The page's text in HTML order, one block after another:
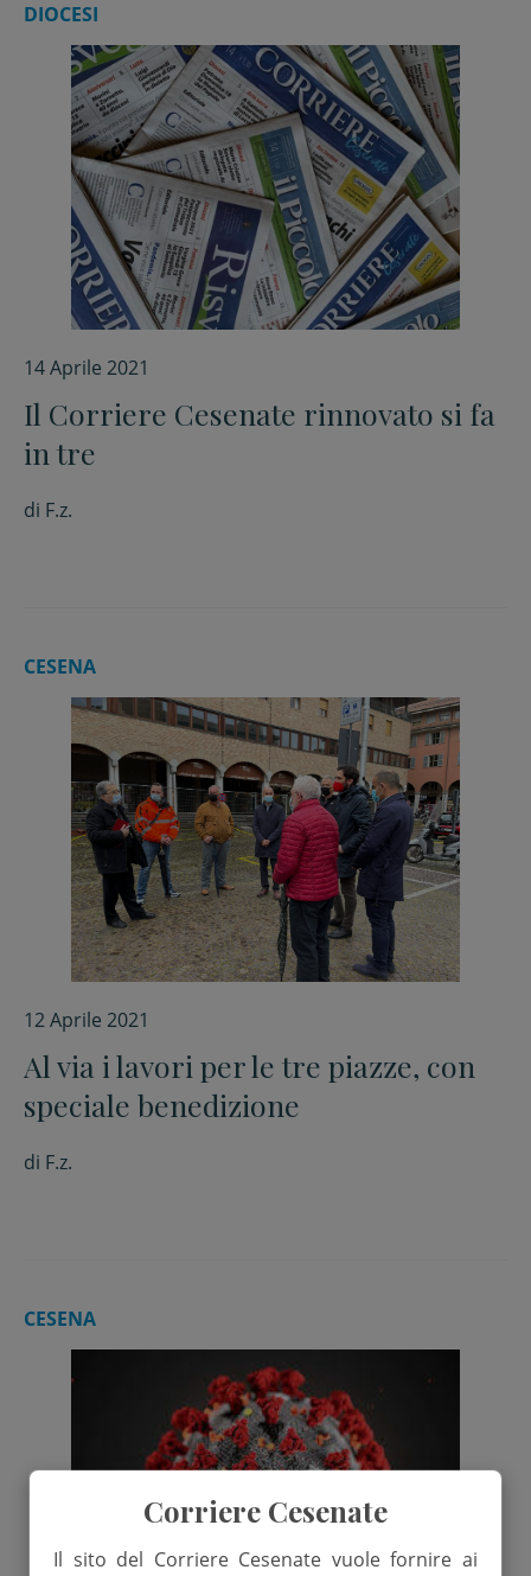
DIOCESI
14 Aprile 2021
Il Corriere Cesenate rinnovato si fa
in tre
di F.z.
CESENA
12 Aprile 2021
Al via i lavori per le tre piazze, con
speciale benedizione
di F.z.
CESENA
Corriere Cesenate
Il sito del Corriere Cesenate vuole fornire ai